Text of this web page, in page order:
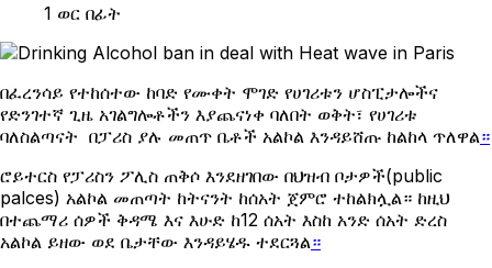
1 ወር በፊት
በፈረንሳይ የተከሰተው ከባድ የሙቀት ሞገድ የሀገሪቱን ሆስፒታሎችና
የድንገተኛ ጊዜ አገልግሎቶችን እያጨናነቀ ባለበት ወቅት፣ የሀገሪቱ
ባለስልጣናት በፓሪስ ያሉ መጠጥ ቤቶች አልኮል እንዳይሸጡ ከልከላ ጥለዋል።
ሮይተርስ የፓሪስን ፖሊስ ጠቅሶ እንደዘገበው በህዝብ ቦታዎች(public
palces) አልኮል መጠጣት ከትናንት ከሰአት ጀምሮ ተከልክሏል። ከዚህ
በተጨማሪ ሰዎች ቅዳሜ እና እሁድ ከ12 ሰአት እስከ አንድ ሰአት ድረስ
አልኮል ይዘው ወደ ቤታቸው እንዳይሄዱ ተደርጓል።